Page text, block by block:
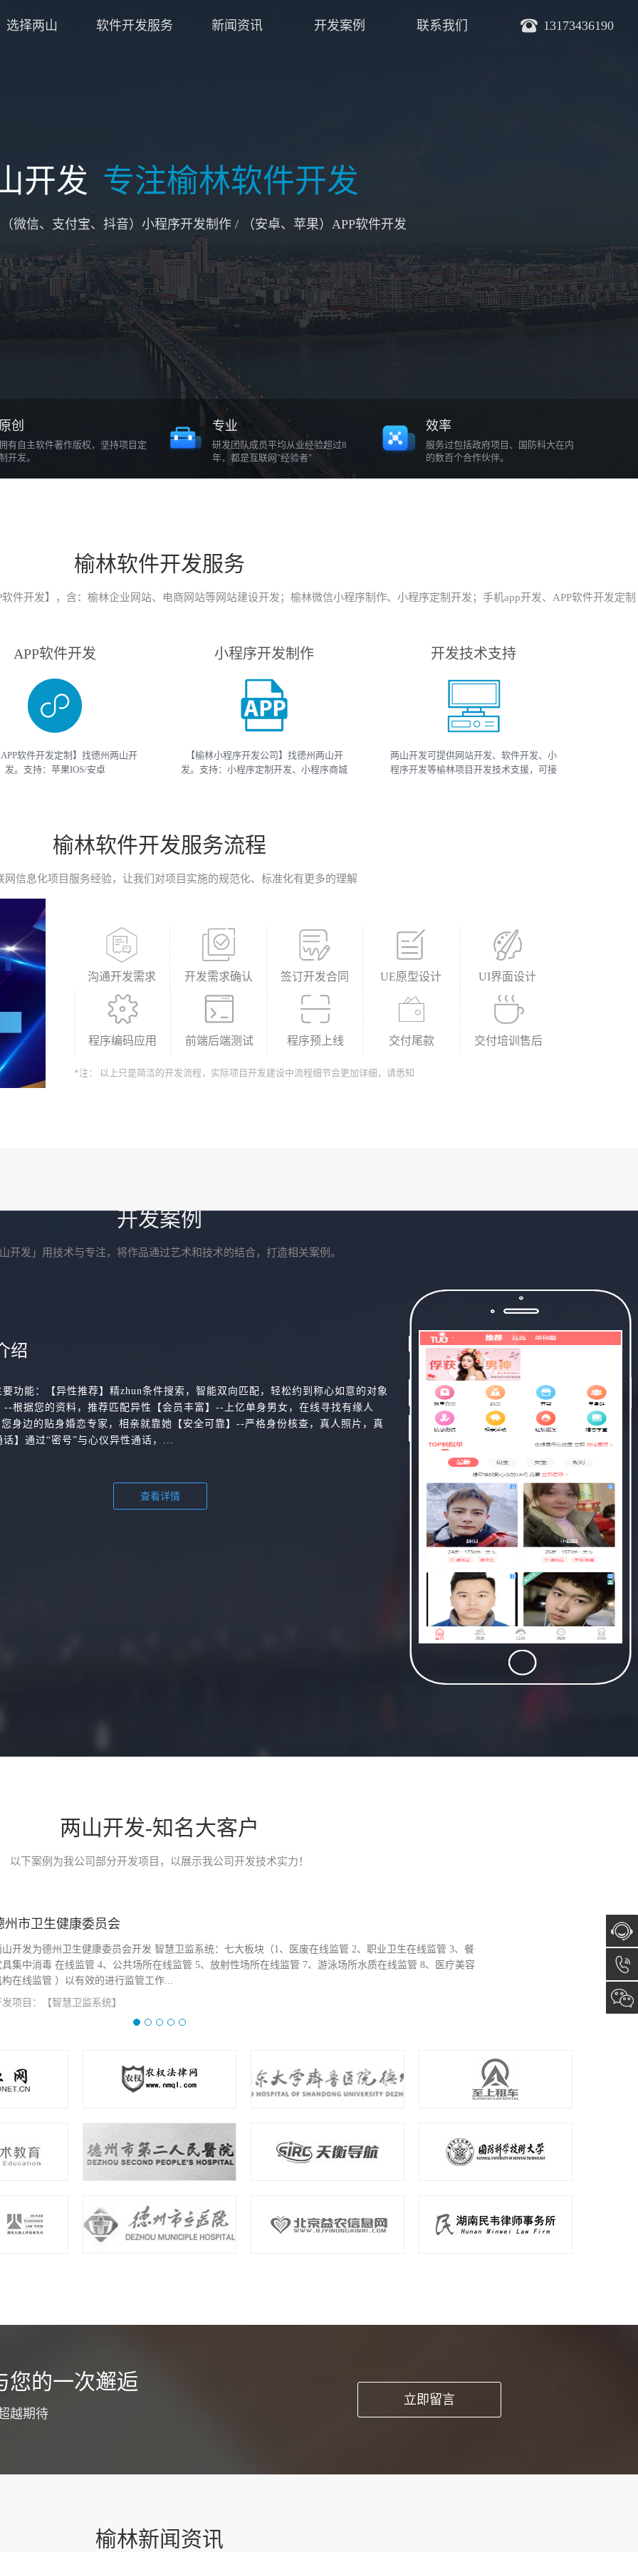
13173436190
选择两山 软件开发服务 新闻资讯 开发案例 联系我们
开发 专注榆林软件开发
微信、支付宝、抖音）小程序开发制作 / （安卓、苹果）APP软件开发
创
有自主软件著作版权，坚持项目定
开发。
专业
研发团队成员平均从业经验超过8
年，都是互联网"经验者"
效率
服务过包括政府项目、国防科大在内
的数百个合作伙伴。
榆林软件开发服务
件开发】，含：榆林企业网站、电商网站等网站建设开发；榆林微信小程序制作、小程序定制开发；手机app开发、APP软件开发定制
APP软件开发
软件开发定制】找德州两山开
发。支持：苹果IOS/安卓
小程序开发制作
【榆林小程序开发公司】找德州两山开
发。支持：小程序定制开发、小程序商城
开发技术支持
两山开发可提供网站开发、软件开发、小
程序开发等榆林项目开发技术支援，可接
榆林软件开发服务流程
网信息化项目服务经验，让我们对项目实施的规范化、标准化有更多的理解
沟通开发需求 开发需求确认 签订开发合同 UE原型设计 UI界面设计
程序编码应用 前端后端测试 程序预上线 交付尾款 交付培训售后
*注： 以上只是简洁的开发流程，实际项目开发建设中流程细节会更加详细，请悉知
开发案例
开发」用技术与专注，将作品通过艺术和技术的结合，打造相关案例。
绍
功能：【异性推荐】精zhun条件搜索，智能双向匹配，轻松约到称心如意的对象
--根据您的资料，推荐匹配异性【会员丰富】--上亿单身男女，在线寻找有缘人
身边的贴身婚恋专家，相亲就靠她【安全可靠】--严格身份核查，真人照片，真
】通过“密号”与心仪异性通话，...
查看详情
优化工作职能，同时提高广大客户服务体验，通常都会选择货运app开发这种方
，目的就是为了节省整个工作流程成本投入，降低工作压力，同时能提高工作品
为了确保整个开发过程更为专业和顺利，建议明确下面这些具体要求和细节。1、
两山开发-知名大客户
以下案例为我公司部分开发项目，以展示我公司开发技术实力！
慧卫监系统：七大板块（1、医废在线监管 2、职业卫生在线监管 3、餐
线监管 5、放射性场所在线监管 7、游泳场所水质在线监管 8、医疗美容
...
我公司配合市政府医废处置管理，
RFID技术的新型医疗废物管理系统
开发项目：【医疗废物智能化追溯
您的一次邂逅
越期待
立即留言
榆林新闻资讯
在线咨
询